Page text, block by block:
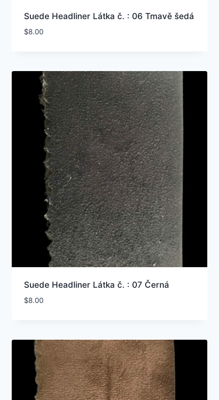
Suede Headliner Látka č. : 06 Tmavě šedá
$8.00
Suede Headliner Látka č. : 07 Černá
$8.00